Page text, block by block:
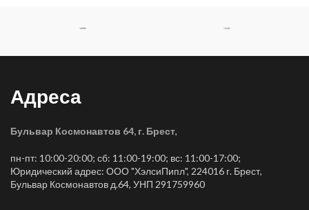
Адреса
Бульвар Космонавтов 64, г. Брест,
пн-пт: 10:00-20:00; сб: 11:00-19:00; вс: 11:00-17:00;
Юридический адрес: ООО "ХэлсиПипл", 224016 г. Брест,
Бульвар Космонавтов д.64, УНП 291759960